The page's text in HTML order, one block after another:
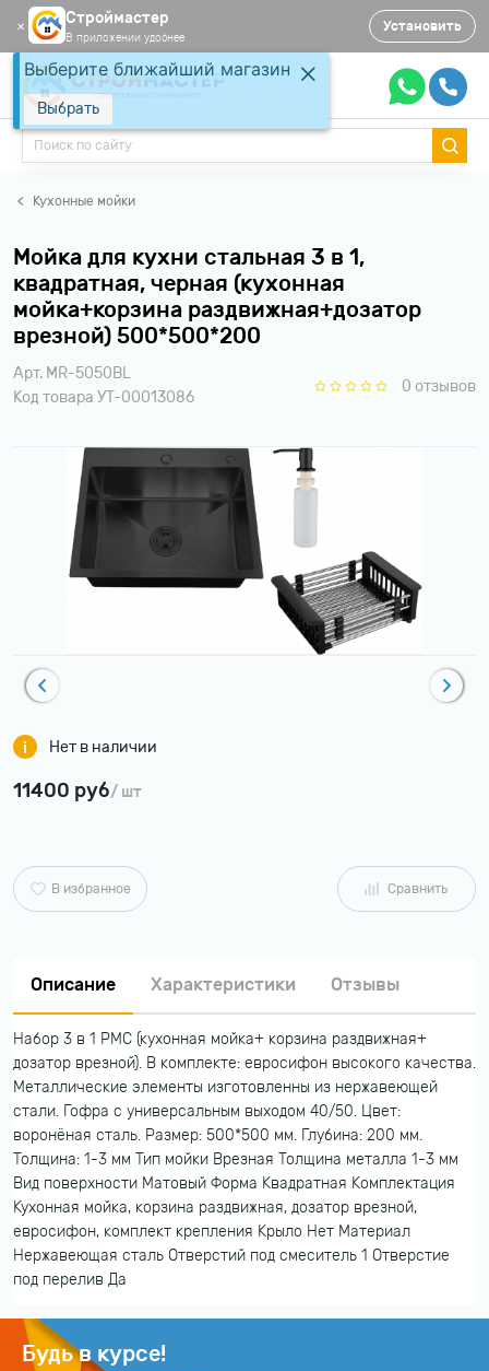
✕ Строймастер
В приложении удобнее
Установить
Кухонные мойки
Мойка для кухни стальная 3 в 1,
квадратная, черная (кухонная
мойка+корзина раздвижная+дозатор
врезной) 500*500*200
Арт. MR-5050BL
Код товара УТ-00013086
0 отзывов
Нет в наличии
11400 руб/ шт
В избранное Сравнить
Описание Характеристики Отзывы
Набор 3 в 1 РМС (кухонная мойка+ корзина раздвижная+
дозатор врезной). В комплекте: евросифон высокого качества.
Металлические элементы изготовленны из нержавеющей
стали. Гофра с универсальным выходом 40/50. Цвет:
воронёная сталь. Размер: 500*500 мм. Глубина: 200 мм.
Толщина: 1-3 мм Тип мойки Врезная Толщина металла 1-3 мм
Вид поверхности Матовый Форма Квадратная Комплектация
Кухонная мойка, корзина раздвижная, дозатор врезной,
евросифон, комплект крепления Крыло Нет Материал
Нержавеющая сталь Отверстий под смеситель 1 Отверстие
под перелив Да
Будь в курсе!
Выберите ближайший магазин
Выбрать